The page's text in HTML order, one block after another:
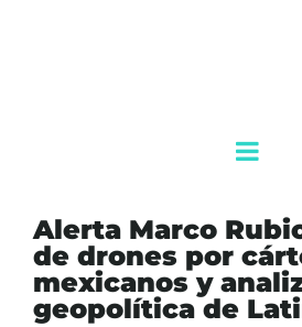
Alerta Marco
de drones por
mexicanos y
geopolítica de